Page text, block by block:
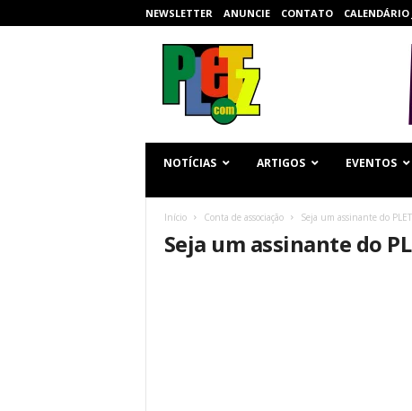
NEWSLETTER ANUNCIE CONTATO
NOTÍCIAS ARTIGOS EVENTOS
Início Conta de associação Seja um assinante do
Seja um assinante do